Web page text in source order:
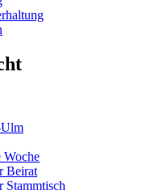
Ulm
Woche
Beirat
Stammtisch